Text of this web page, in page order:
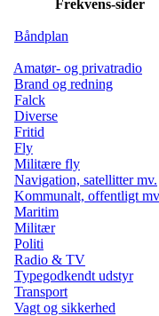
Frekvens-sider
Båndplan
Amatør- og privatradio
Brand og redning
Falck
Diverse
Fritid
Fly
Militære fly
Navigation, satellitter mv.
Kommunalt, offentligt
Maritim
Militær
Politi
Radio & TV
Typegodkendt udstyr
Transport
Vagt og sikkerhed